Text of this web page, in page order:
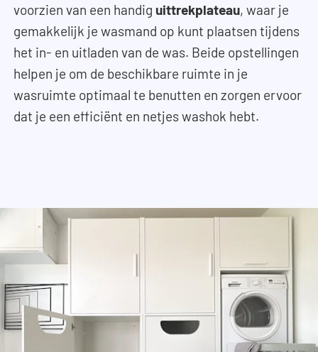
voorzien van een handig uittrekplateau, waar je
gemakkelijk je wasmand op kunt plaatsen tijdens
het in- en uitladen van de was. Beide opstellingen
helpen je om de beschikbare ruimte in je
wasruimte optimaal te benutten en zorgen ervoor
dat je een efficiënt en netjes washok hebt.